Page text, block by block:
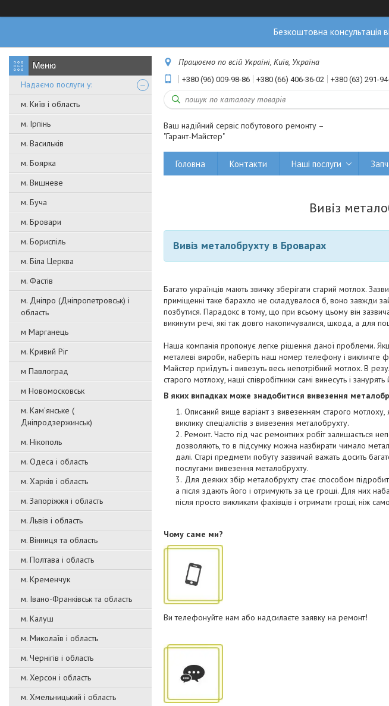
Безкоштовна консультація
Надаємо послуги у:
м. Київ і область
м. Ірпінь
м. Васильків
м. Боярка
м. Вишневе
м. Буча
м. Бровари
м. Бориспіль
м. Біла Церква
м. Фастів
м. Дніпро (Дніпропетровськ) і
область
м Марганець
м. Кривий Ріг
м Павлоград
м Новомосковськ
м. Кам'янське (
Дніпродзержинськ)
м. Нікополь
м. Одеса і область
м. Харків і область
м. Запоріжжя і область
м. Львів і область
м. Вінниця та область
м. Полтава і область
м. Кременчук
м. Івано-Франківськ та область
м. Калуш
м. Миколаїв і область
м. Чернігів і область
м. Херсон і область
м. Хмельницький і область
Працюємо по всій Україні, Київ, Україна
+380 (96) 009-98-86 +380 (66) 406-36-02 +380 (63) 291-
Ваш надійний сервіс побутового ремонту –
"Гарант-Майстер"
Головна Контакти Наші послуги
Вивіз
Вивіз металобрухту в Броварах
Багато українців мають звичку зберігати старий мотлох.
приміщенні таке барахло не складувалося б, воно завжди
позбутися. Парадокс в тому, що при всьому цьому він
викинути речі, які так довго накопичувалися, шкода, а для
Наша компанія пропонує легке рішення даної проблеми.
металеві вироби, наберіть наш номер телефону і викличте
Майстер приїдуть і вивезуть весь непотрібний мотлох. В
старого мотлоху, наші співробітники самі винесуть і
В яких випадках може знадобитися вивезення
Описаний вище варіант з вивезенням старого
виклику спеціалістів з вивезення металобрухту.
Ремонт. Часто під час ремонтних робіт залишається
дозволяють, то в підсумку можна назбирати чимало
далі. Старі предмети побуту зазвичай важать досить
послугами вивезення металобрухту.
Для деяких збір металобрухту стає способом
а після здають його і отримують за це гроші. Для них
після просто викликати фахівців і отримати гроші, ніж
Чому саме ми?
Ви телефонуйте нам або надсилаєте заявку на ремонт!